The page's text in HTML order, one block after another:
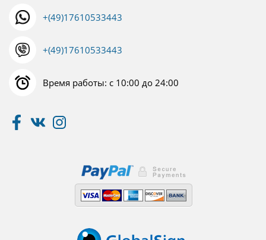
+(49)17610533443
+(49)17610533443
Время работы: с 10:00 до 24:00